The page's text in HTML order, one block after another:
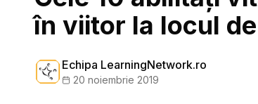
în viitor la locul
Echipa LearningNetwork.ro
20 noiembrie 2019